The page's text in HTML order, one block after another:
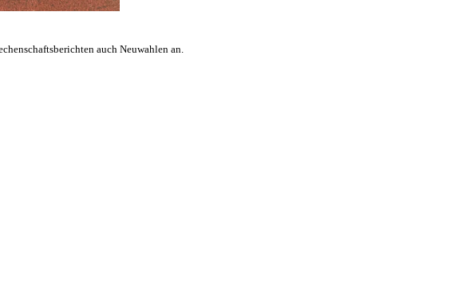
auch Neuwahlen an.